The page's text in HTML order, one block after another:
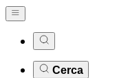
Cerca